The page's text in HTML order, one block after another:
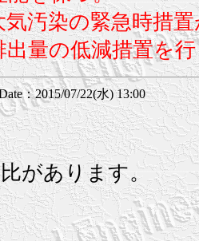
汚染の緊急時措
量の低減措置を
：2015/07/22(水) 13:00
があります。